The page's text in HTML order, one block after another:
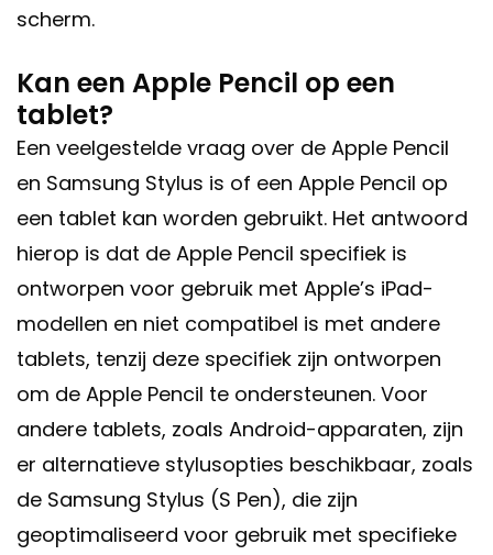
scherm.
Kan een Apple Pencil op een
tablet?
Een veelgestelde vraag over de Apple Pencil
en Samsung Stylus is of een Apple Pencil op
een tablet kan worden gebruikt. Het antwoord
hierop is dat de Apple Pencil specifiek is
ontworpen voor gebruik met Apple’s iPad-
modellen en niet compatibel is met andere
tablets, tenzij deze specifiek zijn ontworpen
om de Apple Pencil te ondersteunen. Voor
andere tablets, zoals Android-apparaten, zijn
er alternatieve stylusopties beschikbaar, zoals
de Samsung Stylus (S Pen), die zijn
geoptimaliseerd voor gebruik met specifieke